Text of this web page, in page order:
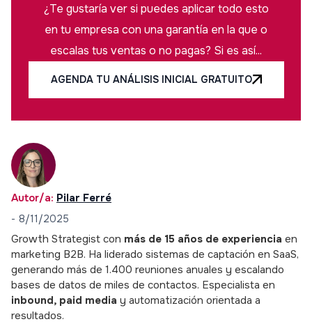
¿Te gustaría ver si puedes aplicar todo esto
en tu empresa con una garantía en la que o
escalas tus ventas o no pagas? Si es así...
AGENDA TU ANÁLISIS INICIAL GRATUITO
Autor/a: Pilar Ferré
- 8/11/2025
Growth Strategist con más de 15 años de experiencia en
marketing B2B. Ha liderado sistemas de captación en SaaS,
generando más de 1.400 reuniones anuales y escalando
bases de datos de miles de contactos. Especialista en
inbound, paid media y automatización orientada a
resultados.